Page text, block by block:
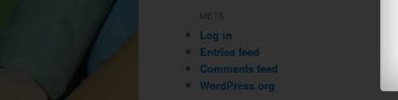
META
Log in
Entries feed
Comments feed
WordPress.org